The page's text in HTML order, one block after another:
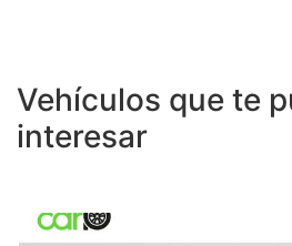
Vehículos que te
interesar